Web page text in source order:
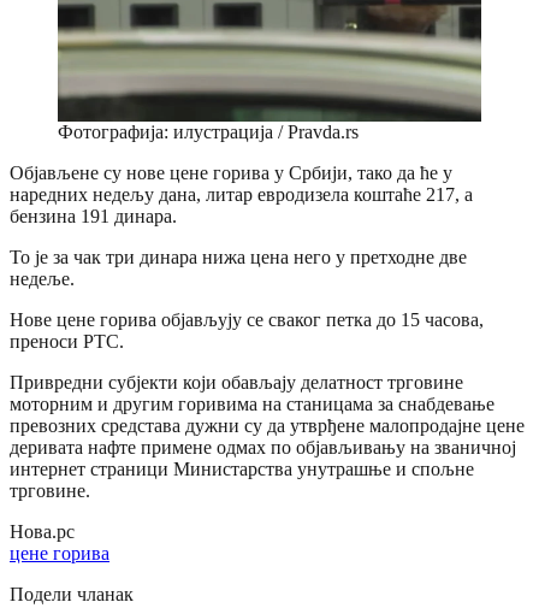
Фотографија: илустрација / Pravda.rs
Објављене су нове цене горива у Србији, тако да ће у
наредних недељу дана, литар евродизела коштаће 217, а
бензина 191 динара.
То је за чак три динара нижа цена него у претходне две
недеље.
Нове цене горива објављују се сваког петка до 15 часова,
преноси РТС.
Привредни субјекти који обављају делатност трговине
моторним и другим горивима на станицама за снабдевање
превозних средстава дужни су да утврђене малопродајне цене
деривата нафте примене одмах по објављивању на званичној
интернет страници Министарства унутрашње и спољне
трговине.
Нова.рс
цене горива
Подели чланак